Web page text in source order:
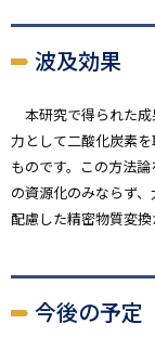
波及効果
本研究で得られた
力として二酸化炭素
ものです。この方法
の資源化のみならず
配慮した精密物質変換
今後の予定